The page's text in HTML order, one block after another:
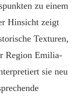
zu einem
Hinsicht zeigt
Texturen,
Region Emilia-
sie neu